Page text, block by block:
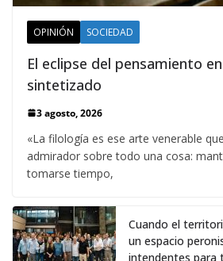
OPINIÓN SOCIEDAD
El eclipse del pensamiento
sintetizado
3 agosto, 2026
«La filología es ese arte venerable
admirador sobre todo una cosa:
tomarse tiempo,
Cuando el
un espacio
intendentes para